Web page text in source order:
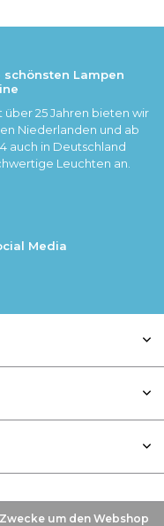
schönsten Lampen
über 25 Jahren bieten wir
Niederlanden und ab
auch in Deutschland
Leuchten an.
Media
um den Webshop